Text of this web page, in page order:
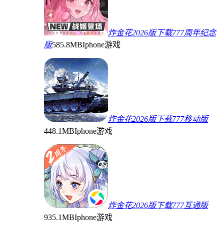
炸金花2026版下载777周年纪念
版585.8MBIphone游戏
炸金花2026版下载777移动版
448.1MBIphone游戏
炸金花2026版下载777互通版
935.1MBIphone游戏